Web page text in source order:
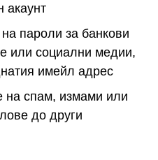
акаунт
пароли за банкови
или социални медии,
имейл адрес
на спам, измами или
до други